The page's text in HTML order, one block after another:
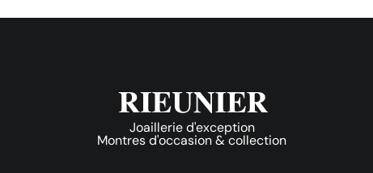
Joaillerie d'exception
Montres d'occasion & collection